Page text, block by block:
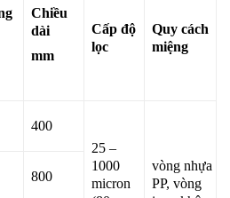
Chiều
dài
mm
Cấp độ
lọc
Quy cách
miệng
400
25 –
1000
micron
vòng nhựa
PP, vòng
800